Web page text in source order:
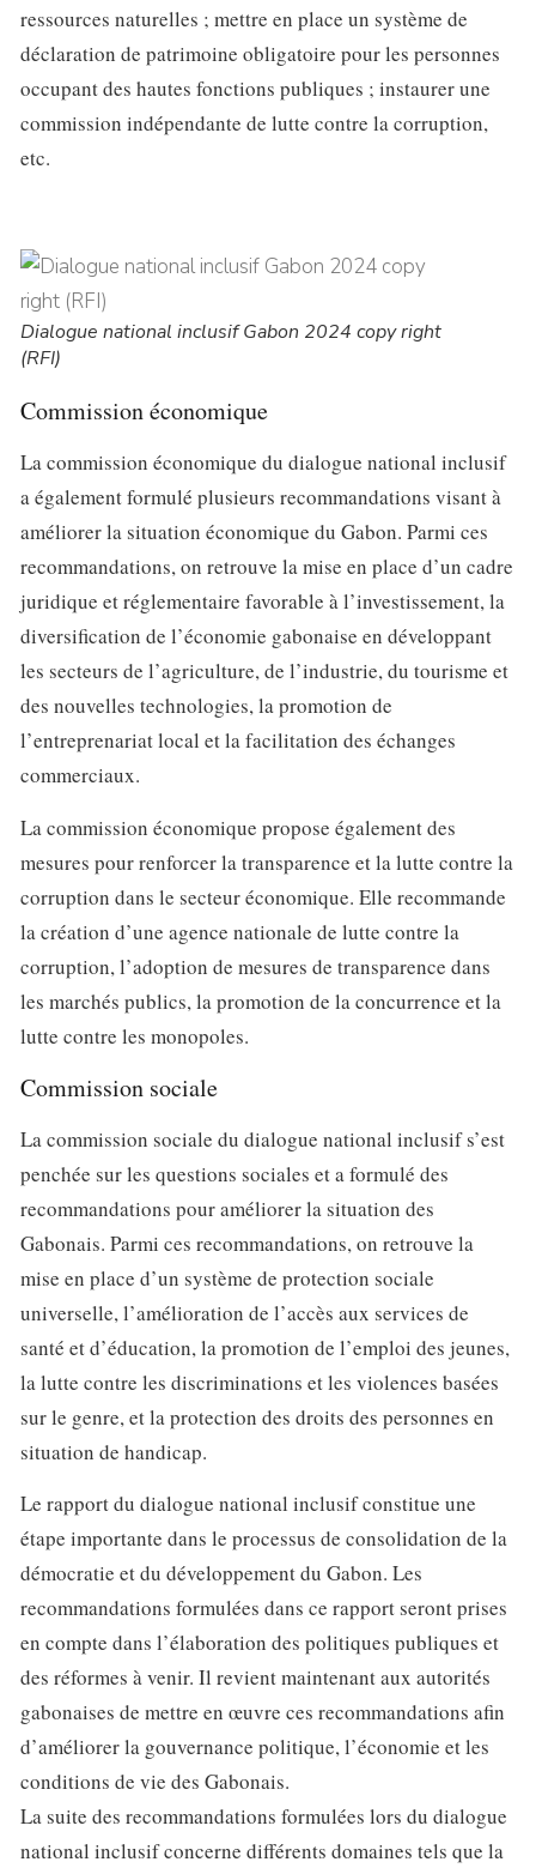
ressources naturelles ; mettre en place un système de
déclaration de patrimoine obligatoire pour les personnes
occupant des hautes fonctions publiques ; instaurer une
commission indépendante de lutte contre la corruption,
etc.
Dialogue national inclusif Gabon 2024 copy right
(RFI)
Commission économique
La commission économique du dialogue national inclusif
a également formulé plusieurs recommandations visant à
améliorer la situation économique du Gabon. Parmi ces
recommandations, on retrouve la mise en place d’un cadre
juridique et réglementaire favorable à l’investissement, la
diversification de l’économie gabonaise en développant
les secteurs de l’agriculture, de l’industrie, du tourisme et
des nouvelles technologies, la promotion de
l’entreprenariat local et la facilitation des échanges
commerciaux.
La commission économique propose également des
mesures pour renforcer la transparence et la lutte contre la
corruption dans le secteur économique. Elle recommande
la création d’une agence nationale de lutte contre la
corruption, l’adoption de mesures de transparence dans
les marchés publics, la promotion de la concurrence et la
lutte contre les monopoles.
Commission sociale
La commission sociale du dialogue national inclusif s’est
penchée sur les questions sociales et a formulé des
recommandations pour améliorer la situation des
Gabonais. Parmi ces recommandations, on retrouve la
mise en place d’un système de protection sociale
universelle, l’amélioration de l’accès aux services de
santé et d’éducation, la promotion de l’emploi des jeunes,
la lutte contre les discriminations et les violences basées
sur le genre, et la protection des droits des personnes en
situation de handicap.
Le rapport du dialogue national inclusif constitue une
étape importante dans le processus de consolidation de la
démocratie et du développement du Gabon. Les
recommandations formulées dans ce rapport seront prises
en compte dans l’élaboration des politiques publiques et
des réformes à venir. Il revient maintenant aux autorités
gabonaises de mettre en œuvre ces recommandations afin
d’améliorer la gouvernance politique, l’économie et les
conditions de vie des Gabonais.
La suite des recommandations formulées lors du dialogue
national inclusif concerne différents domaines tels que la